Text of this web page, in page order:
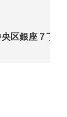
区銀座７丁目